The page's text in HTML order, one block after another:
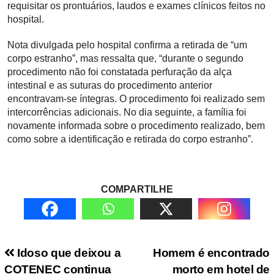
requisitar os prontuários, laudos e exames clínicos feitos no
hospital.
Nota divulgada pelo hospital confirma a retirada de “um
corpo estranho”, mas ressalta que, “durante o segundo
procedimento não foi constatada perfuração da alça
intestinal e as suturas do procedimento anterior
encontravam-se íntegras. O procedimento foi realizado sem
intercorrências adicionais. No dia seguinte, a família foi
novamente informada sobre o procedimento realizado, bem
como sobre a identificação e retirada do corpo estranho”.
COMPARTILHE
Navegação de PostHomem é encontrado
morto em hotel de
Idoso que deixou a
COTENEC continua